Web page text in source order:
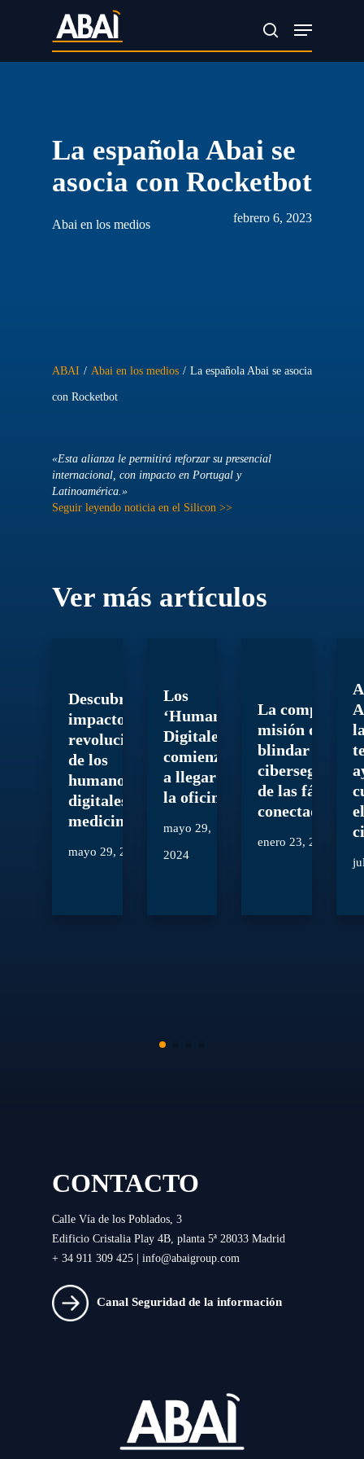
main
search
Menu
La española Abai se
asocia con Rocketbot
febrero 6, 2023
Abai en los medios
ABAI / Abai en los medios / La española Abai se asocia
con Rocketbot
«Esta alianza le permitirá reforzar su presencial
internacional, con impacto en Portugal y
Latinoamérica.»
Seguir leyendo noticia en el Silicon >>
Ver más artículos
Descubre el
impacto
revolucionario
de los
humanos
digitales en la
medicina
mayo 29, 2024
Los
‘Humanos
Digitales’
comienzan
a llegar a
la oficina
mayo 29,
2024
La compleja
misión de
blindar la
ciberseguridad
de las fábricas
conectadas
enero 23, 2024
CONTACTO
Calle Vía de los Poblados, 3
Edificio Cristalia Play 4B, planta 5ª 28033 Madrid
+ 34 911 309 425 | info@abaigroup.com
Canal Seguridad de la información